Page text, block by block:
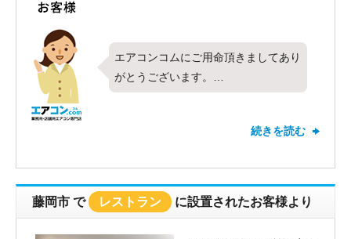
エアコンコムにご用命頂きましてあり
がとうございます。
今回、飲食店様に、東芝製、天カセ４
望通りに施工工事できてよかったで
す。
お客様にも、施工時間や空調機器の件
続きを読む
藤岡市 で レストラン に設置されたお客様より